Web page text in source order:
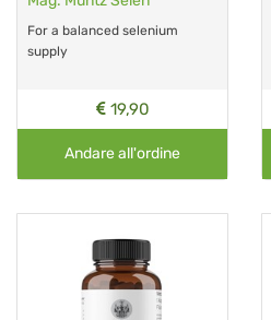
For a balanced selenium
supply
19,90
Andare all'ordine